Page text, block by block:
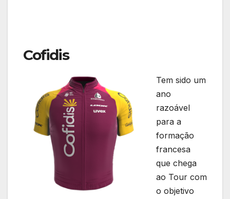
Cofidis
Tem sido um
ano
razoável
para a
formação
francesa
que chega
ao Tour com
o objetivo